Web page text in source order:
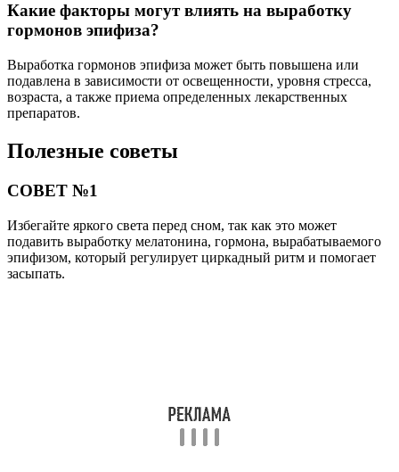
Какие факторы могут влиять на выработку
гормонов эпифиза?
Выработка гормонов эпифиза может быть повышена или
подавлена в зависимости от освещенности, уровня стресса,
возраста, а также приема определенных лекарственных
препаратов.
Полезные советы
СОВЕТ №1
Избегайте яркого света перед сном, так как это может
подавить выработку мелатонина, гормона, вырабатываемого
эпифизом, который регулирует циркадный ритм и помогает
засыпать.
Включайте в рацион продукты, богатые триптофаном, такие